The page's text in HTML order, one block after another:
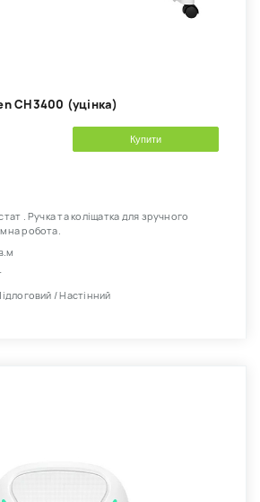
CH3400 (уцінка)
Купити
. Ручка та коліщатка для зручного
робота.
/ Настінний